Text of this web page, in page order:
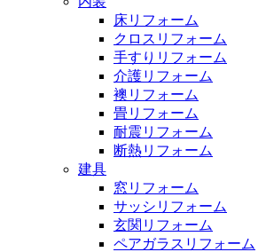
床リフォーム
クロスリフォーム
手すりリフォーム
介護リフォーム
襖リフォーム
畳リフォーム
耐震リフォーム
断熱リフォーム
建具
窓リフォーム
サッシリフォーム
玄関リフォーム
ペアガラスリフォーム